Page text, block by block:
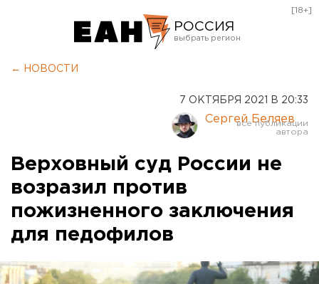
РОССИЯ
Курган
Оренбург
[18+]
← НОВОСТИ
7 ОКТЯБРЯ 2021 В 20:33
Сергей Беляев
Верховный суд России не
возразил против
пожизненного заключения
для педофилов